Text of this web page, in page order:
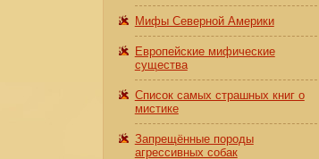
Мифы Северной Америки
Европейские мифические
существа
Список самых страшных книг о
мистике
Запрещённые породы
агрессивных собак